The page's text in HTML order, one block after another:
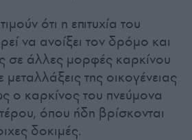
ότι η επιτυχία του
να ανοίξει τον δρόμο και
σε άλλες μορφές καρκίνου
της οικογένειας
ο καρκίνος του πνεύμονα
όπου ήδη βρίσκονται
δοκιμές.